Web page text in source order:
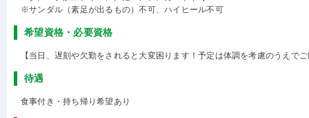
※サンダル（素足が出るもの）不可、ハイヒール不可
希望資格・必要資格
【当日、遅刻や欠勤をされると大変困ります！予定は体調を考慮のうえで
待遇
食事付き・持ち帰り希望あり